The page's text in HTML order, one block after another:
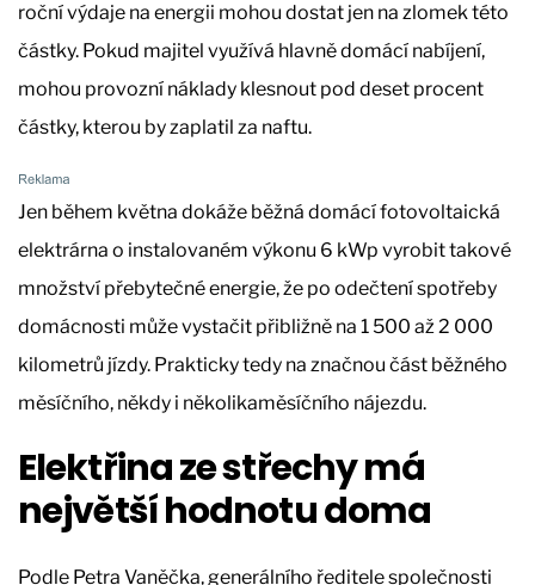
roční výdaje na energii mohou dostat jen na zlomek této
částky. Pokud majitel využívá hlavně domácí nabíjení,
mohou provozní náklady klesnout pod deset procent
částky, kterou by zaplatil za naftu.
Jen během května dokáže běžná domácí fotovoltaická
elektrárna o instalovaném výkonu 6 kWp vyrobit takové
množství přebytečné energie, že po odečtení spotřeby
domácnosti může vystačit přibližně na 1 500 až 2 000
kilometrů jízdy. Prakticky tedy na značnou část běžného
měsíčního, někdy i několikaměsíčního nájezdu.
Elektřina ze střechy má
největší hodnotu doma
Podle Petra Vaněčka, generálního ředitele společnosti